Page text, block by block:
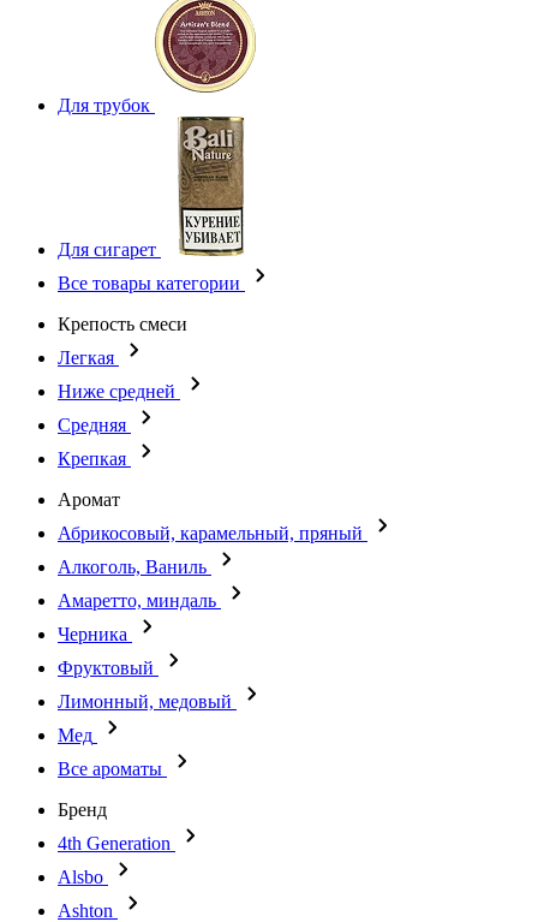
Для трубок
Для сигарет
Все товары категории
Крепость смеси
Легкая
Ниже средней
Средняя
Крепкая
Аромат
Абрикосовый, карамельный, пряный
Алкоголь, Ваниль
Амаретто, миндаль
Черника
Фруктовый
Лимонный, медовый
Мед
Все ароматы
Бренд
4th Generation
Alsbo
Ashton